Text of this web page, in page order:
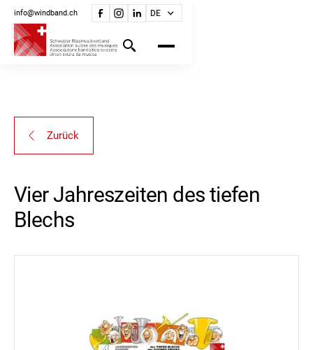
info@windband.ch DE
Zurück
Vier Jahreszeiten des tiefen
Blechs